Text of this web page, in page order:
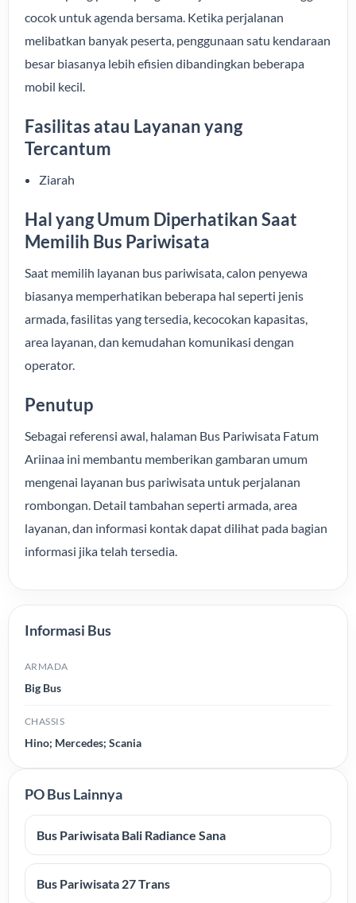
cocok untuk agenda bersama. Ketika perjalanan
melibatkan banyak peserta, penggunaan satu kendaraan
besar biasanya lebih efisien dibandingkan beberapa
mobil kecil.
Fasilitas atau Layanan yang
Tercantum
Ziarah
Hal yang Umum Diperhatikan Saat
Memilih Bus Pariwisata
Saat memilih layanan bus pariwisata, calon penyewa
biasanya memperhatikan beberapa hal seperti jenis
armada, fasilitas yang tersedia, kecocokan kapasitas,
area layanan, dan kemudahan komunikasi dengan
operator.
Penutup
Sebagai referensi awal, halaman Bus Pariwisata Fatum
Ariinaa ini membantu memberikan gambaran umum
mengenai layanan bus pariwisata untuk perjalanan
rombongan. Detail tambahan seperti armada, area
layanan, dan informasi kontak dapat dilihat pada bagian
informasi jika telah tersedia.
Informasi Bus
ARMADA
Big Bus
CHASSIS
Hino; Mercedes; Scania
PO Bus Lainnya
Bus Pariwisata Bali Radiance Sana
Bus Pariwisata 27 Trans